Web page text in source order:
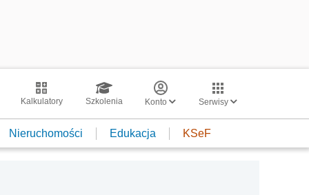
Kalkulatory Szkolenia Konto Serwisy
Nieruchomości Edukacja KSeF